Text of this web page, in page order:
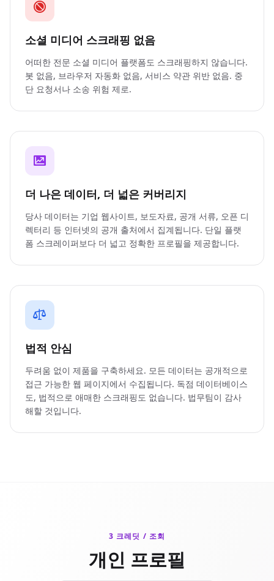
소셜 미디어 스크래핑 없음
어떠한 전문 소셜 미디어 플랫폼도 스크래핑하지 않습니다.
봇 없음, 브라우저 자동화 없음, 서비스 약관 위반 없음. 중
단 요청서나 소송 위험 제로.
더 나은 데이터, 더 넓은 커버리지
당사 데이터는 기업 웹사이트, 보도자료, 공개 서류, 오픈 디
렉터리 등 인터넷의 공개 출처에서 집계됩니다. 단일 플랫
폼 스크레이퍼보다 더 넓고 정확한 프로필을 제공합니다.
법적 안심
두려움 없이 제품을 구축하세요. 모든 데이터는 공개적으로
접근 가능한 웹 페이지에서 수집됩니다. 독점 데이터베이스
도, 법적으로 애매한 스크래핑도 없습니다. 법무팀이 감사
해할 것입니다.
3 크레딧 / 조회
개인 프로필